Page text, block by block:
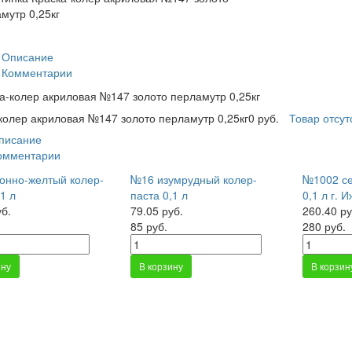
Описание
Комментарии
колер акриловая №147 золото перламутр 0,25кг
акриловая №147 золото перламутр 0,25кг0 руб.
Товар
желтый колер-
л
№16 изумрудный колер-
паста 0,1 л
79.05 руб.
85 руб.
В корзину
№1002
0,1 л г.
260.40
280 руб.
В